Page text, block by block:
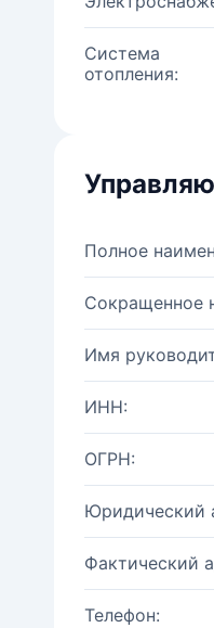
Система
отопления:
Полное
Сокращенное
Имя
ИНН:
ОГРН:
Юридический
Фактический
Телефон: